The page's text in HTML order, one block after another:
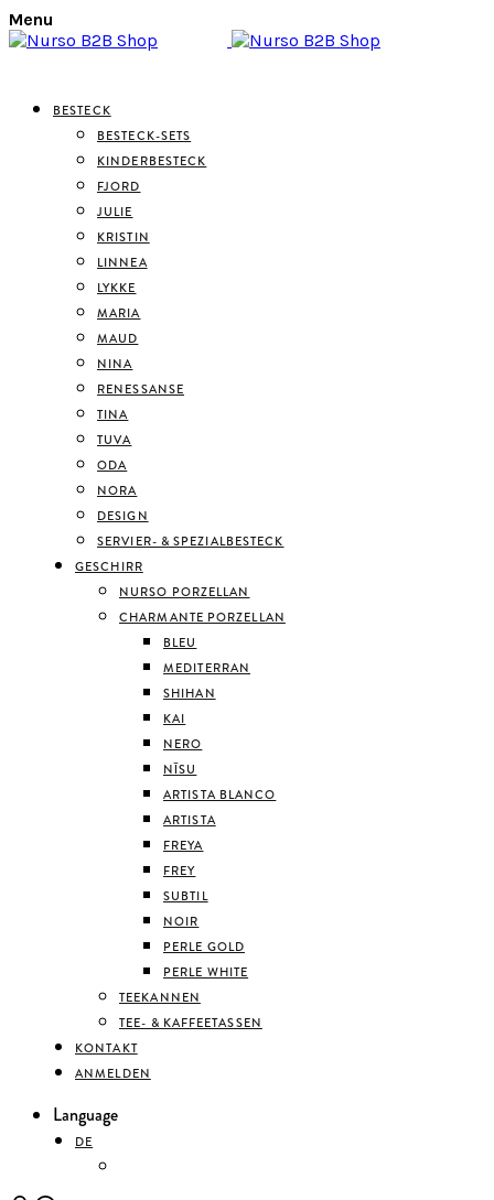
Menu
BESTECK
BESTECK-SETS
KINDERBESTECK
FJORD
JULIE
KRISTIN
LINNEA
LYKKE
MARIA
MAUD
NINA
RENESSANSE
TINA
TUVA
ODA
NORA
DESIGN
SERVIER- & SPEZIALBESTECK
GESCHIRR
NURSO PORZELLAN
CHARMANTE PORZELLAN
BLEU
MEDITERRAN
SHIHAN
KAI
NERO
NĪSU
ARTISTA BLANCO
ARTISTA
FREYA
FREY
SUBTIL
NOIR
PERLE GOLD
PERLE WHITE
TEEKANNEN
TEE- & KAFFEETASSEN
KONTAKT
ANMELDEN
Language
DE